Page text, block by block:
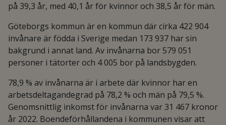
på 39,3 år, med 40,1 år för kvinnor och 38,5 år för män.
Göteborgs kommun är en kommun där cirka 422 904
invånare är födda i Sverige medan 173 937 har sin
bakgrund i annat land. Av invånarna bor 579 051
personer i tätorter och 4 005 bor på landsbygden.
78,9 % av invånarna är i arbete där kvinnor har en
arbetsdeltagandegrad på 78,2 % och män på 79,5 %.
Genomsnittlig inkomst för invånarna var 31 467 kronor
år 2022. Boendeförhållandena i kommunen visar att